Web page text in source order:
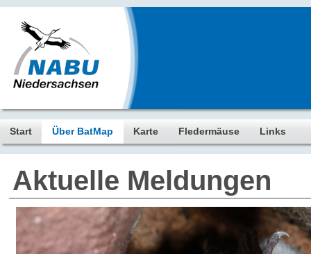
Start Über BatMap Karte Fledermäuse Links
Aktuelle Meldungen